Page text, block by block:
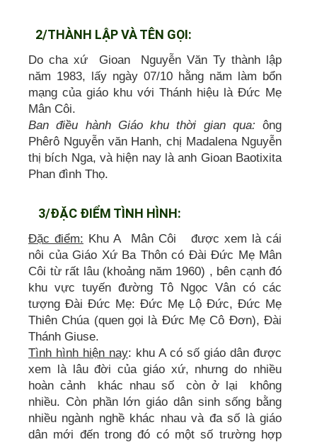
2/THÀNH LẬP VÀ TÊN GỌI:
Do cha xứ Gioan Nguyễn Văn Ty thành lập
năm 1983, lấy ngày 07/10 hằng năm làm bổn
mạng của giáo khu với Thánh hiệu là Đức Mẹ
Mân Côi.
Ban điều hành Giáo khu thời gian qua: ông
Phêrô Nguyễn văn Hanh, chị Madalena Nguyễn
thị bích Nga, và hiện nay là anh Gioan Baotixita
Phan đình Thọ.
3/ĐẶC ĐIỂM TÌNH HÌNH:
Đặc điểm: Khu A Mân Côi được xem là cái
nôi của Giáo Xứ Ba Thôn có Đài Đức Mẹ Mân
Côi từ rất lâu (khoảng năm 1960) , bên cạnh đó
khu vực tuyến đường Tô Ngọc Vân có các
tượng Đài Đức Mẹ: Đức Mẹ Lộ Đức, Đức Mẹ
Thiên Chúa (quen gọi là Đức Mẹ Cô Đơn), Đài
Thánh Giuse.
Tình hình hiện nay: khu A có số giáo dân được
xem là lâu đời của giáo xứ, nhưng do nhiều
hoàn cảnh khác nhau số còn ở lại không
nhiều. Còn phần lớn giáo dân sinh sống bằng
nhiều ngành nghề khác nhau và đa số là giáo
dân mới đến trong đó có một số trường hợp